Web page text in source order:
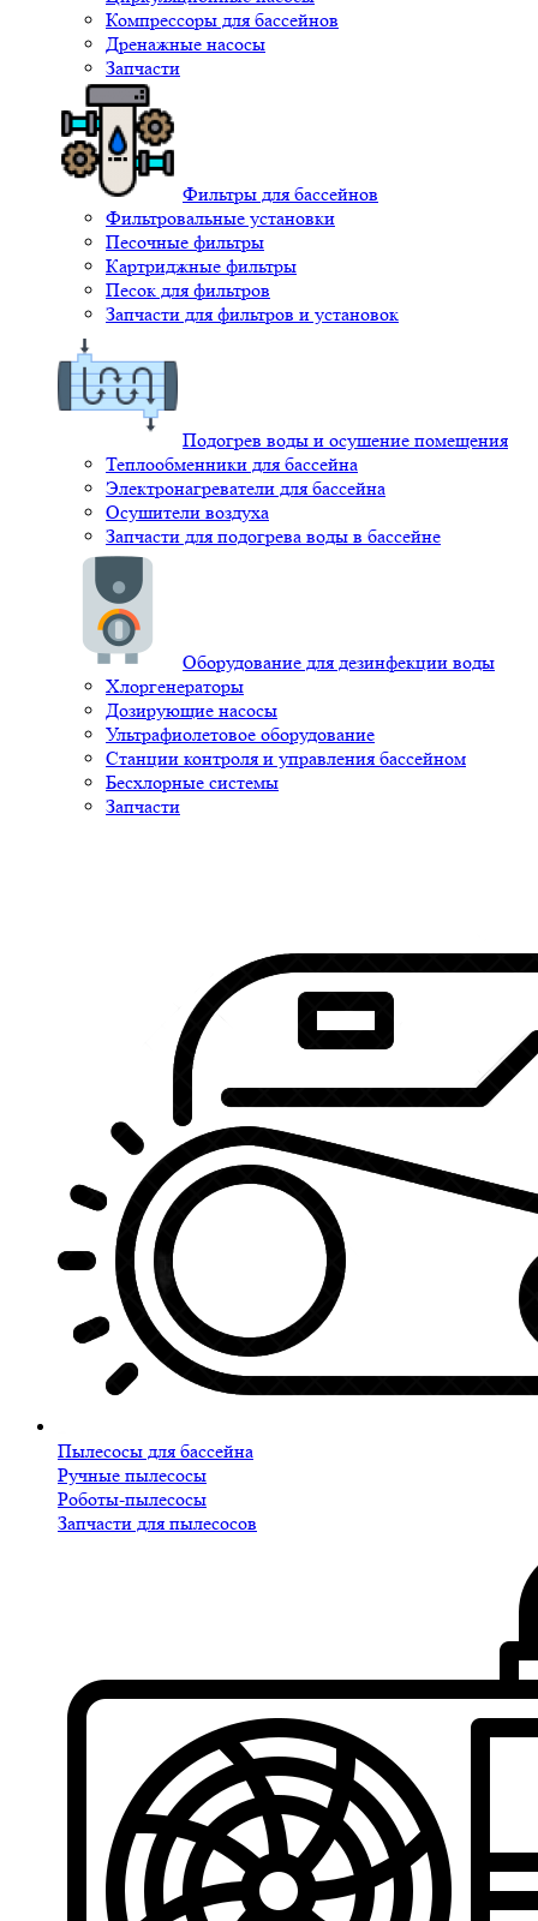
Компрессоры для бассейнов
Дренажные насосы
Запчасти
Фильтры для бассейнов
Фильтровальные установки
Песочные фильтры
Картриджные фильтры
Песок для фильтров
Запчасти для фильтров и установок
Подогрев воды и осушение помещения
Теплообменники для бассейна
Электронагреватели для бассейна
Осушители воздуха
Запчасти для подогрева воды в бассейне
Оборудование для дезинфекции воды
Хлоргенераторы
Дозирующие насосы
Ультрафиолетовое оборудование
Станции контроля и управления бассейном
Бесхлорные системы
Запчасти
Пылесосы для бассейна
Ручные пылесосы
Роботы-пылесосы
Запчасти для пылесосов